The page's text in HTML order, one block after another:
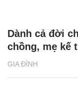
GIA ĐÌNH
Dành cả đời
chồng, mẹ kế